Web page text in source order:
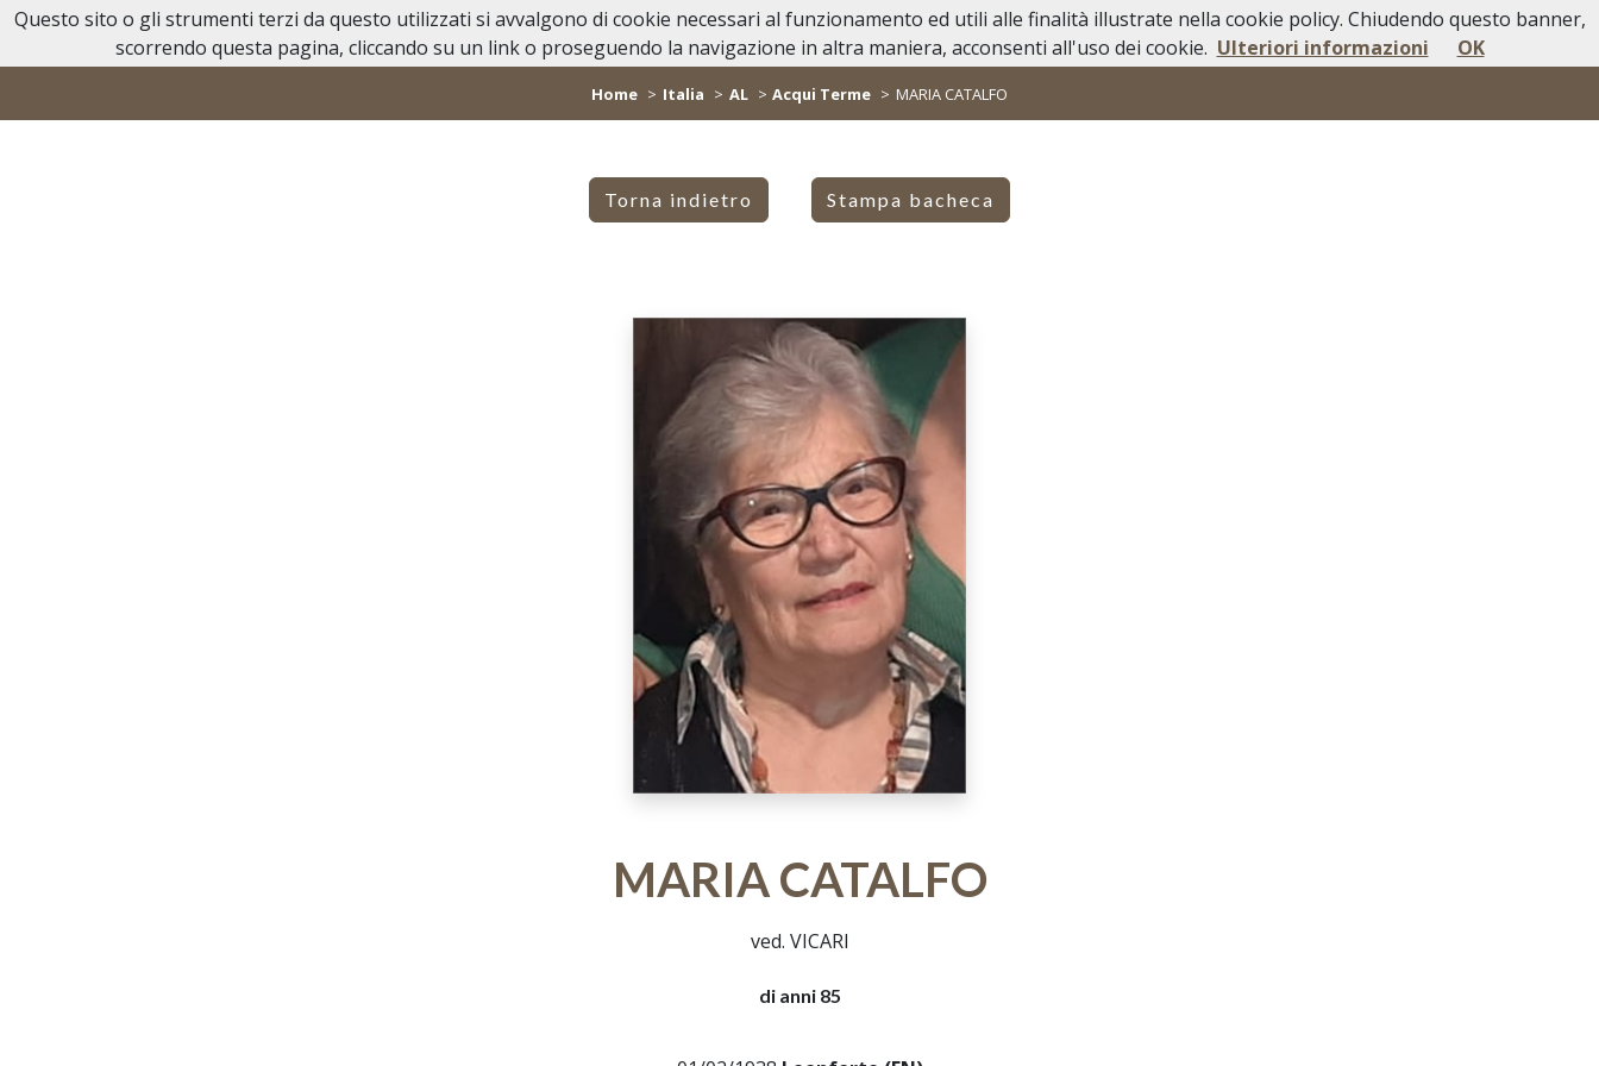
Necrologi Acqui Terme Home Casa Funeraria Lutti Personaggi Pubblici In Caso di Decesso Contatti
Home Italia AL Acqui Terme MARIA CATALFO
Torna indietro Stampa bacheca
MARIA CATALFO
ved. VICARI
di anni 85
Questo sito o gli strumenti terzi da questo utilizzati si avvalgono di cookie necessari al funzionamento ed utili alle finalità illustrate nella cookie policy. Chiudendo questo banner,
scorrendo questa pagina, cliccando su un link o proseguendo la navigazione in altra maniera, acconsenti all'uso dei cookie. Ulteriori informazioni OK